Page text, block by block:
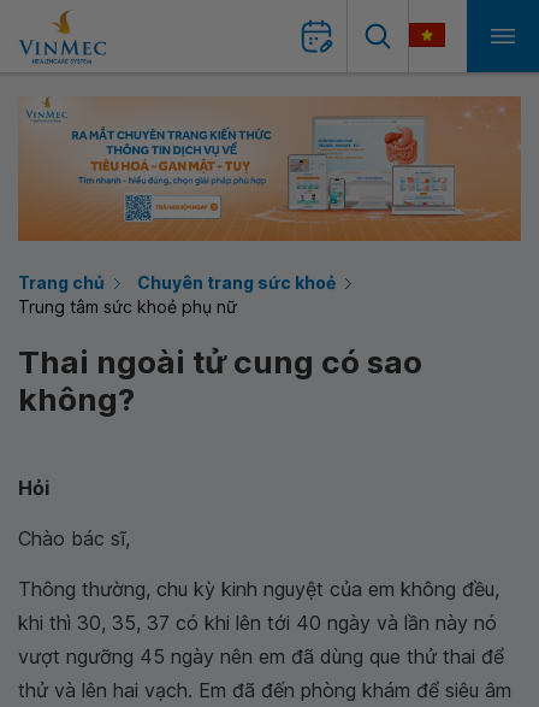
Trang chủ
Chuyên trang sức khoẻ
Trung tâm sức khoẻ phụ nữ
Thai ngoài tử cung có sao
không?
Hỏi
Chào bác sĩ,
Thông thường, chu kỳ kinh nguyệt của em không đều,
khi thì 30, 35, 37 có khi lên tới 40 ngày và lần này nó
vượt ngưỡng 45 ngày nên em đã dùng que thử thai để
thử và lên hai vạch. Em đã đến phòng khám để siêu âm